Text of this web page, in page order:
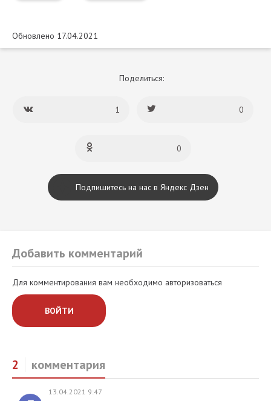
Обновлено 17.04.2021
Поделиться:
1 0
0
Подпишитесь на нас в Яндекс Дзен
Добавить комментарий
Для комментирования вам необходимо авторизоваться
ВОЙТИ
2 комментария
13.04.2021 9:47